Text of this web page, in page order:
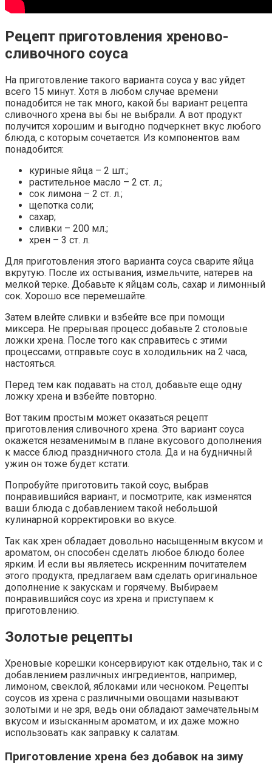
Рецепт приготовления хреново-
сливочного соуса
На приготовление такого варианта соуса у вас уйдет
всего 15 минут. Хотя в любом случае времени
понадобится не так много, какой бы вариант рецепта
сливочного хрена вы бы не выбрали. А вот продукт
получится хорошим и выгодно подчеркнет вкус любого
блюда, с которым сочетается. Из компонентов вам
понадобится:
куриные яйца – 2 шт.;
растительное масло – 2 ст. л.;
сок лимона – 2 ст. л.;
щепотка соли;
сахар;
сливки – 200 мл.;
хрен – 3 ст. л.
Для приготовления этого варианта соуса сварите яйца
вкрутую. После их остывания, измельчите, натерев на
мелкой терке. Добавьте к яйцам соль, сахар и лимонный
сок. Хорошо все перемешайте.
Затем влейте сливки и взбейте все при помощи
миксера. Не прерывая процесс добавьте 2 столовые
ложки хрена. После того как справитесь с этими
процессами, отправьте соус в холодильник на 2 часа,
настояться.
Перед тем как подавать на стол, добавьте еще одну
ложку хрена и взбейте повторно.
Вот таким простым может оказаться рецепт
приготовления сливочного хрена. Это вариант соуса
окажется незаменимым в плане вкусового дополнения
к массе блюд праздничного стола. Да и на будничный
ужин он тоже будет кстати.
Попробуйте приготовить такой соус, выбрав
понравившийся вариант, и посмотрите, как изменятся
ваши блюда с добавлением такой небольшой
кулинарной корректировки во вкусе.
Так как хрен обладает довольно насыщенным вкусом и
ароматом, он способен сделать любое блюдо более
ярким. И если вы являетесь искренним почитателем
этого продукта, предлагаем вам сделать оригинальное
дополнение к закускам и горячему. Выбираем
понравившийся соус из хрена и приступаем к
приготовлению.
Золотые рецепты
Хреновые корешки консервируют как отдельно, так и с
добавлением различных ингредиентов, например,
лимоном, свеклой, яблоками или чесноком. Рецепты
соусов из хрена с различными овощами называют
золотыми и не зря, ведь они обладают замечательным
вкусом и изысканным ароматом, и их даже можно
использовать как заправку к салатам.
Приготовление хрена без добавок на зиму